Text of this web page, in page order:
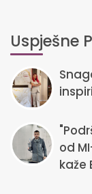
Uspješne
od
kaže